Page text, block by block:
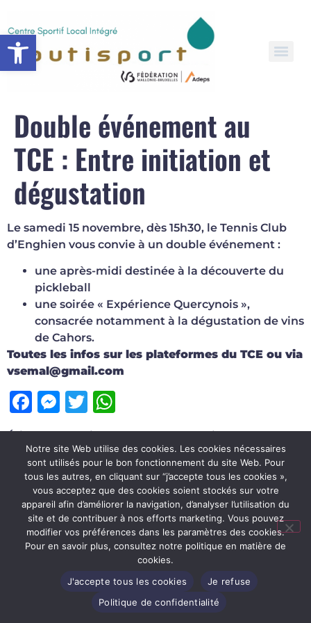
Open toolbar
Double événement au
TCE : Entre initiation et
dégustation
Le samedi 15 novembre, dès 15h30, le Tennis Club
d’Enghien vous convie à un double événement :
une après-midi destinée à la découverte du
pickleball
une soirée « Expérience Quercynois »,
consacrée notamment à la dégustation de vins
de Cahors.
Toutes les infos sur les plateformes du TCE ou via
vsemal@gmail.com
Facebook
Messenger
Twitter
Conditions d’utilisation du site
Politique de confidentialité
Règlements d’ordre intérieur
Conditions générales de vente
Tous droits réservés - Site Web réalisé par
Girlyougotthis.be
Notre site Web utilise des cookies. Les cookies nécessaires
sont utilisés pour le bon fonctionnement du site Web. Pour
tous les autres, en cliquant sur “j’accepte tous les cookies »,
vous acceptez que des cookies soient stockés sur votre
appareil afin d’améliorer la navigation, d’analyser l’utilisation du
site et de contribuer à nos efforts marketing. Vous pouvez
modifier vos préférences dans les paramètres des cookies.
Pour en savoir plus, consultez notre politique en matière de
cookies.
J'accepte tous les cookies
Je refuse
Politique de confidentialité